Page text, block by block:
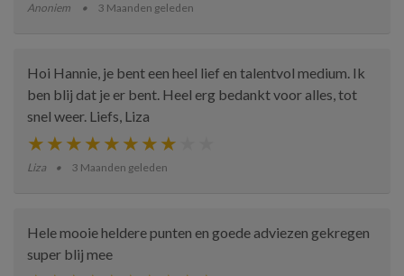
Anoniem 3 Maanden geleden
Hoi Hannie, je bent een heel lief en talentvol medium. Ik
ben blij dat je er bent. Heel erg bedankt voor alles, tot
snel weer. Liefs, Liza
Liza 3 Maanden geleden
Hele mooie heldere punten en goede adviezen gekregen
super blij mee